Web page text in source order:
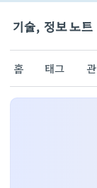
기술, 정보 노트
홈 태그